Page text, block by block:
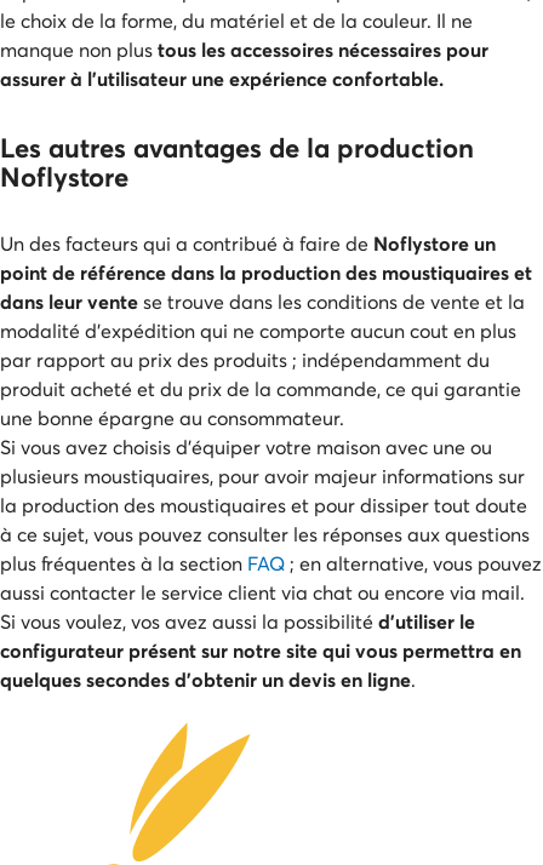
le choix de la forme, du matériel et de la couleur. Il ne
manque non plustous les accessoires nécessaires pour
assurer à l’utilisateur une expérience confortable.
Les autres avantages de la production
Noflystore
Un des facteurs qui a contribué à faire de Noflystore un
point de référence dans la production des moustiquaires et
dans leur ventese trouve dans les conditions de vente et la
modalité d’expédition qui ne comporte aucun cout en plus
par rapport au prix des produits ; indépendamment du
produit acheté et du prix de la commande, ce qui garantie
une bonne épargne au consommateur.
Si vous avez choisis d’équiper votre maison avec une ou
plusieurs moustiquaires, pour avoir majeur informations sur
la production des moustiquaires et pour dissiper tout doute
à ce sujet, vous pouvez consulter les réponses aux questions
plus fréquentes à la section FAQ ; en alternative, vous pouvez
aussi contacter le service client via chat ou encore via mail.
Si vous voulez, vos avez aussi la possibilité d’utiliser le
configurateur présent sur notre site qui vous permettra en
quelques secondes d’obtenir un devis en ligne.